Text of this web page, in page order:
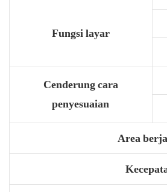
Fungsi layar
Cenderung cara
penyesuaian
Area